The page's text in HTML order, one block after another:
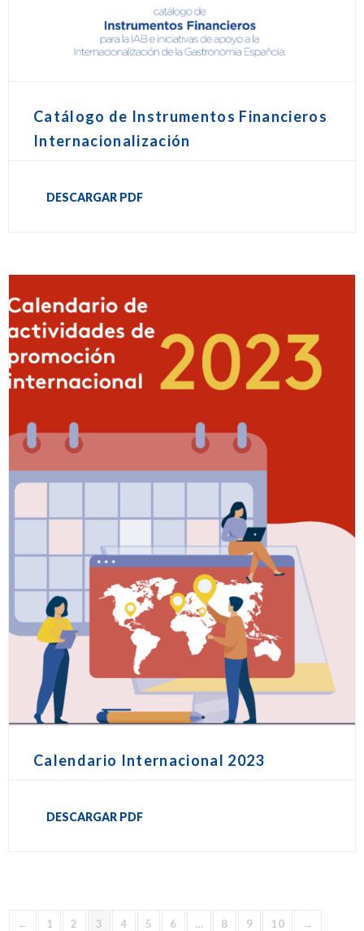
Catálogo de Instrumentos Financieros
Internacionalización
DESCARGAR PDF
Calendario Internacional 2023
DESCARGAR PDF
← 1 2 3 4 5 6 … 8 9 10 →